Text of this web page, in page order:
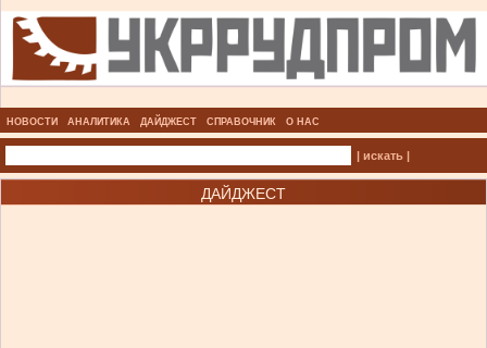
НОВОСТИ АНАЛИТИКА ДАЙДЖЕСТ СПРАВОЧНИК О НАС
| искать |
ДАЙДЖЕСТ